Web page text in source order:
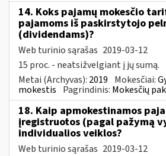
14. Koks pajamų mokesčio
pajamoms iš paskirstytojo
(dividendams)?
Web turinio sąrašas 2019-03-12
15 proc. - neatsižvelgiant į jų sumą.
Metai (Archyvas): 2019 Mokesčiai:
mokestis Pagrindinis: Mokesčių
18. Kaip apmokestinamos
įregistruotos (pagal pažymą
individualios veiklos?
Web turinio sąrašas 2019-03-12